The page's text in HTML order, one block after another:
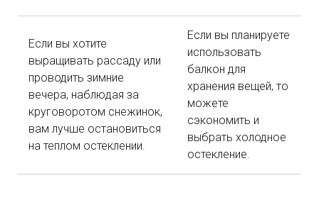
Если вы хотите
выращивать рассаду или
проводить зимние
вечера, наблюдая за
круговоротом снежинок,
вам лучше остановиться
на теплом остеклении.
Если вы планируете
использовать
балкон для
хранения вещей, то
можете
сэкономить и
выбрать холодное
остекление.